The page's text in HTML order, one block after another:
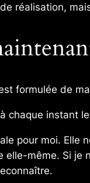
de réalisation,
formulée de
chaque instant
pour moi. Elle
même. Si je